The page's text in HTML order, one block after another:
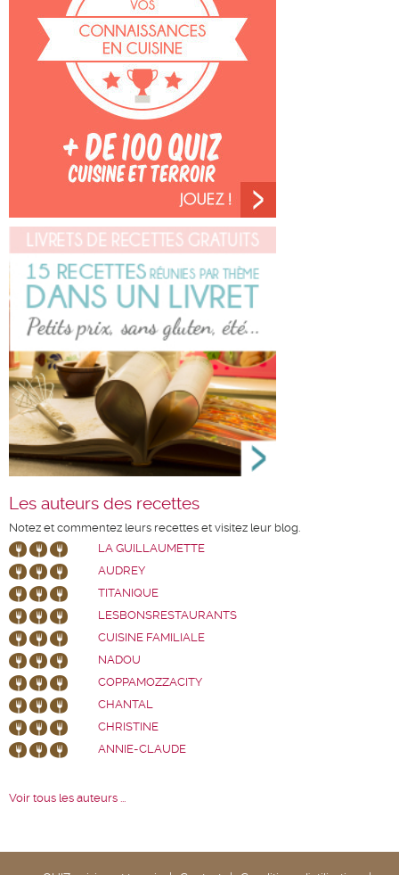
Les auteurs des recettes
Notez et commentez leurs recettes et visitez leur blog.
LA GUILLAUMETTE
AUDREY
TITANIQUE
LESBONSRESTAURANTS
CUISINE FAMILIALE
NADOU
COPPAMOZZACITY
CHANTAL
CHRISTINE
ANNIE-CLAUDE
Voir tous les auteurs ...